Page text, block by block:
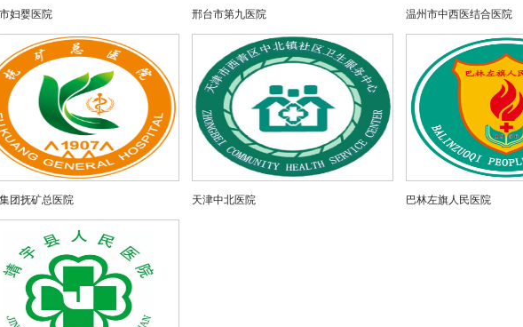
妇婴医院 邢台市第九医院 温州市中西医结合医院
团抚矿总医院 天津中北医院 巴林左旗人民医院